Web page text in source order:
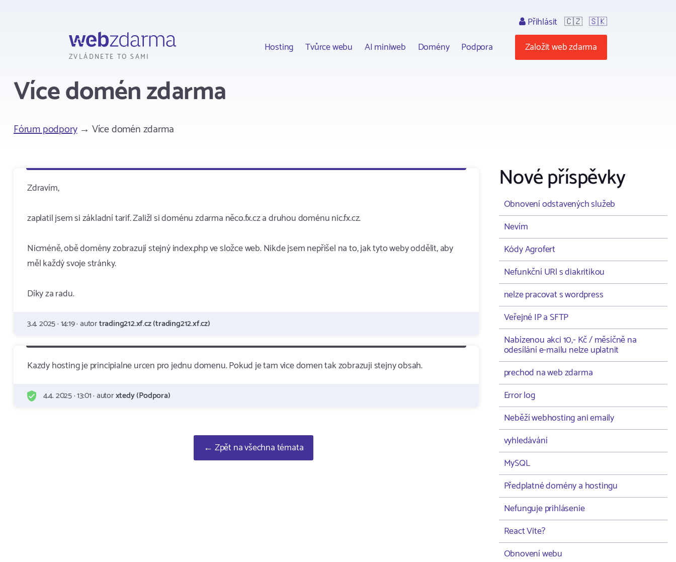
ZVLÁDNETE TO SAMI
Hosting Tvůrce webu AI miniweb Domény Podpora
Přihlásit 🇨🇿 🇸🇰
Založit web zdarma
Více domén zdarma
Fórum podpory→ Více domén zdarma
Zdravím,
zaplatil jsem si základní tarif. Zaližl si doménu zdarma něco.fx.cz a druhou doménu nic.fx.cz.
Nicméně, obě domény zobrazují stejný index.php ve složce web. Nikde jsem nepřišel na to, jak tyto weby oddělit, aby
měl každý svoje stránky.
Díky za radu.
3.4. 2025 · 14:19 · autortrading212.xf.cz (trading212.xf.cz)
Kazdy hosting je principialne urcen pro jednu domenu. Pokud je tam vice domen tak zobrazuji stejny obsah.
4.4. 2025 · 13:01 · autorxtedy (Podpora)
← Zpět na všechna témata
Nové příspěvky
Obnovení odstavených služeb
Nevím
Kódy Agrofert
Nefunkční URl s diakritikou
nelze pracovat s wordpress
Veřejné IP a SFTP
Nabízenou akci 10,- Kč / měsíčně na
odesílání e-mailu nelze uplatnit
prechod na web zdarma
Error log
Neběží webhosting ani emaily
vyhledávání
MySQL
Předplatné domény a hostingu
Nefunguje prihlásenie
React Vite?
Obnovení webu